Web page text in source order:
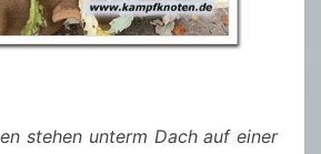
stehen unterm Dach auf einer